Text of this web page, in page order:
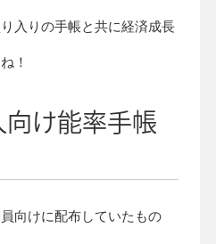
入りの手帳と共に経済成長
！
け能率手帳
向けに配布していたもの